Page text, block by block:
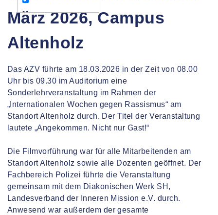
März 2026, Campus
Altenholz
Das AZV führte am 18.03.2026 in der Zeit von 08.00
Uhr bis 09.30 im Auditorium eine
Sonderlehrveranstaltung im Rahmen der
„Internationalen Wochen gegen Rassismus“ am
Standort Altenholz durch. Der Titel der Veranstaltung
lautete „Angekommen. Nicht nur Gast!“
Die Filmvorführung war für alle Mitarbeitenden am
Standort Altenholz sowie alle Dozenten geöffnet. Der
Fachbereich Polizei führte die Veranstaltung
gemeinsam mit dem Diakonischen Werk SH,
Landesverband der Inneren Mission e.V. durch.
Anwesend war außerdem der gesamte